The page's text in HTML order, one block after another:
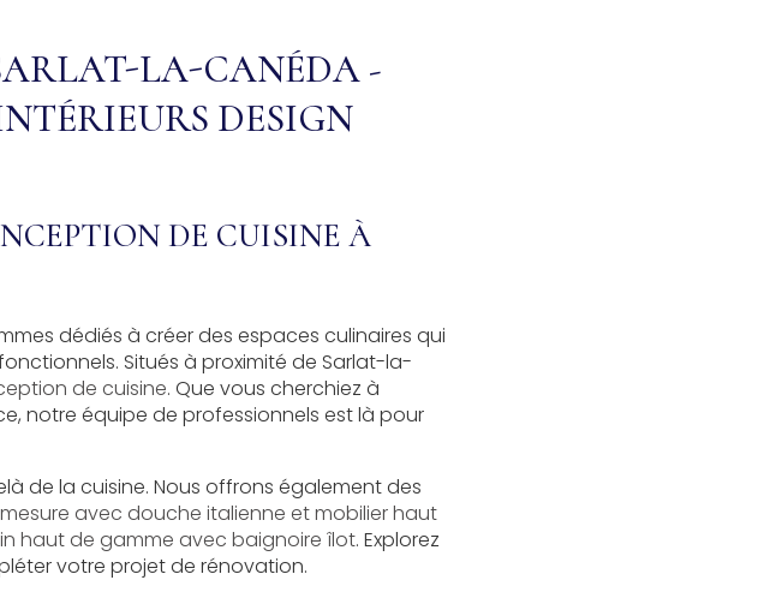
LA-CANÉDA -
DESIGN
DE CUISINE À
dédiés à créer des espaces culinaires qui
Situés à proximité de Sarlat-la-
de cuisine. Que vous cherchiez à
notre équipe de professionnels est là pour
de la cuisine. Nous offrons également des
avec douche italienne et mobilier haut
haut de gamme avec baignoire îlot. Explorez
votre projet de rénovation.